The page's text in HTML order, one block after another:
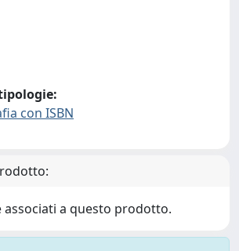
con ISBN
associati a questo prodotto.